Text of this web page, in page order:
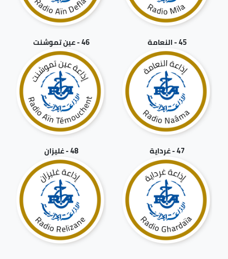
45 - النعامة 46 - عين تموشنت
47 - غرداية 48 - غليزان